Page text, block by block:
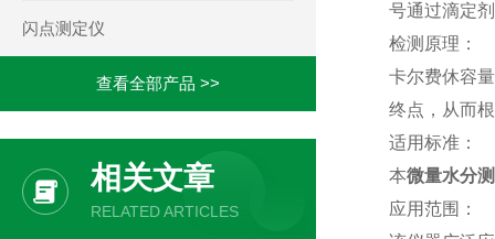
号通过滴定
检测原理：
卡尔费休容
终点，从而
适用标准：
本微量水分
应用范围：
闪点测定仪
查看全部产品 >>
相关文章
RELATED ARTICLES